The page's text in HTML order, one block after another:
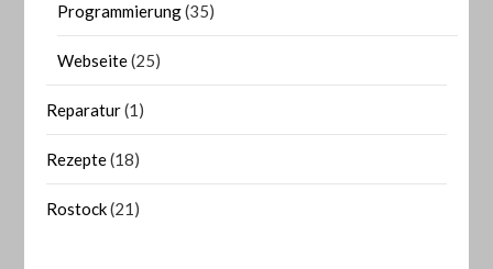
Programmierung(35)
Webseite(25)
Reparatur(1)
Rezepte(18)
Rostock(21)